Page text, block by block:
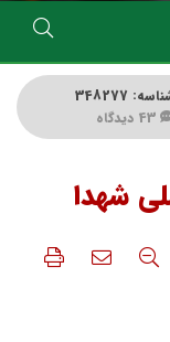
348277
شهدا